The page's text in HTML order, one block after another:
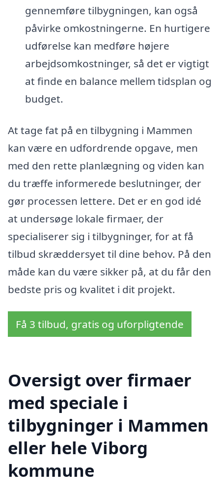
gennemføre tilbygningen, kan også
påvirke omkostningerne. En hurtigere
udførelse kan medføre højere
arbejdsomkostninger, så det er vigtigt
at finde en balance mellem tidsplan og
budget.
At tage fat på en tilbygning i Mammen
kan være en udfordrende opgave, men
med den rette planlægning og viden kan
du træffe informerede beslutninger, der
gør processen lettere. Det er en god idé
at undersøge lokale firmaer, der
specialiserer sig i tilbygninger, for at få
tilbud skræddersyet til dine behov. På den
måde kan du være sikker på, at du får den
bedste pris og kvalitet i dit projekt.
Få 3 tilbud, gratis og uforpligtende
Oversigt over firmaer
med speciale i
tilbygninger i Mammen
eller hele Viborg
kommune